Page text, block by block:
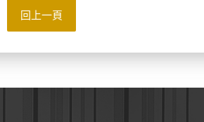
回上一頁